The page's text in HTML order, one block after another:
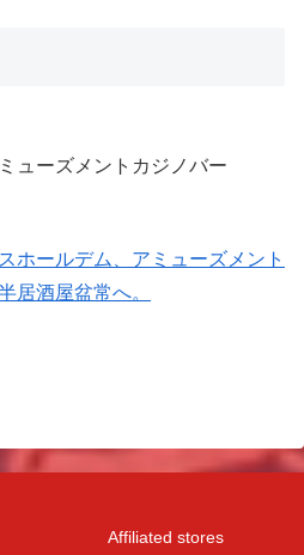
ューズメントカジノバー
ホールデム、アミューズメント
居酒屋盆常へ。
Affiliated stores